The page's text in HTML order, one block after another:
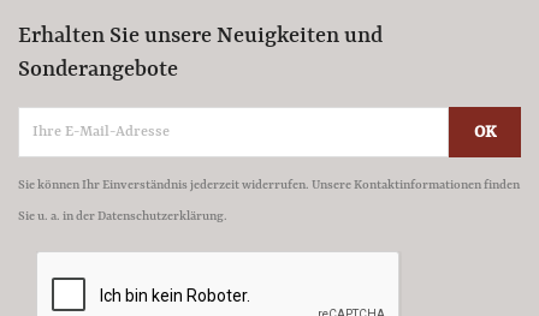
Erhalten Sie unsere Neuigkeiten und
Sonderangebote
Sie können Ihr Einverständnis jederzeit widerrufen. Unsere Kontaktinformationen finden
Sie u. a. in der Datenschutzerklärung.